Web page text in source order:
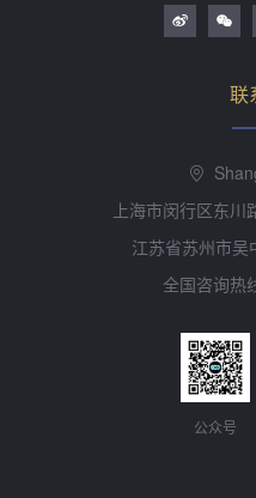
联
上海市闵行区东
江苏省苏州市吴
全国咨询热
公众号